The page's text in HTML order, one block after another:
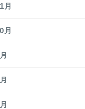
月
月